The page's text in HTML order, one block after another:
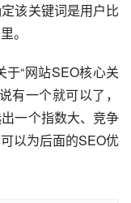
该关键词是用户比
。
“网站SEO核心关
有一个就可以了，
一个指数大、竞争
以为后面的SEO优